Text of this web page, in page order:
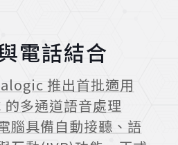
電話結合
推出首批適用
的多通道語音處理
腦具備自動接聽、語